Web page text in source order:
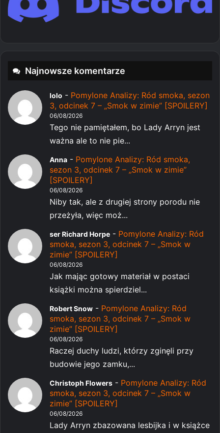
Najnowsze komentarze
lolo - Pomylone Analizy: Ród smoka, sezon
3, odcinek 7 – „Smok w zimie” [SPOILERY]
06/08/2026
Tego nie pamiętałem, bo Lady Arryn jest
ważna ale to nie pie...
Anna - Pomylone Analizy: Ród smoka,
sezon 3, odcinek 7 – „Smok w zimie”
[SPOILERY]
06/08/2026
Niby tak, ale z drugiej strony porodu nie
przeżyła, więc moż...
ser Richard Horpe - Pomylone Analizy: Ród
smoka, sezon 3, odcinek 7 – „Smok w
zimie” [SPOILERY]
06/08/2026
Jak mając gotowy materiał w postaci
książki można spierdziel...
Robert Snow - Pomylone Analizy: Ród
smoka, sezon 3, odcinek 7 – „Smok w
zimie” [SPOILERY]
06/08/2026
Raczej duchy ludzi, którzy zginęli przy
budowie jego zamku,...
Christoph Flowers - Pomylone Analizy: Ród
smoka, sezon 3, odcinek 7 – „Smok w
zimie” [SPOILERY]
06/08/2026
Lady Arryn zbazowana lesbijka i w książce